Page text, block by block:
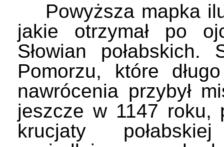
Powyższa mapka
jakie otrzymał po
Słowian
Pomorzu, które
nawrócenia przybył
jeszcze w 1147 roku,
krucjaty